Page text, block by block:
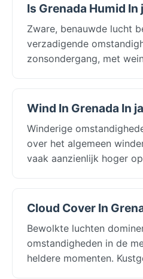
Is Grenada Humid In
Zware, benauwde lucht
verzadigende
zonsondergang, met
Wind In Grenada In
Winderige
over het algemeen
vaak aanzienlijk hoger
Cloud Cover In
Bewolkte luchten
omstandigheden in de
heldere momenten.